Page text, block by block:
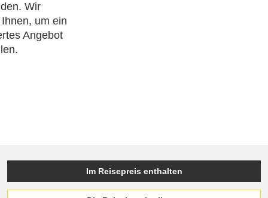
Wir
um ein
Angebot
Im Reisepreis enthalten